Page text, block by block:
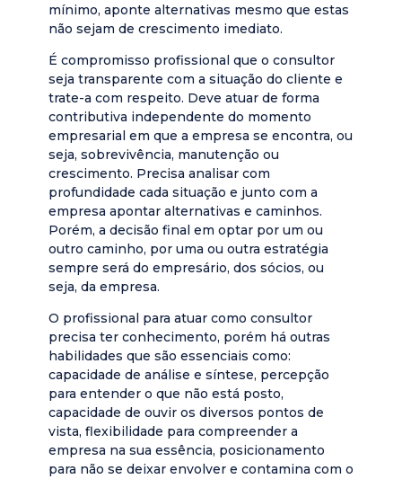
mínimo, aponte alternativas mesmo que estas
não sejam de crescimento imediato.
É compromisso profissional que o consultor
seja transparente com a situação do cliente e
trate-a com respeito. Deve atuar de forma
contributiva independente do momento
empresarial em que a empresa se encontra, ou
seja, sobrevivência, manutenção ou
crescimento. Precisa analisar com
profundidade cada situação e junto com a
empresa apontar alternativas e caminhos.
Porém, a decisão final em optar por um ou
outro caminho, por uma ou outra estratégia
sempre será do empresário, dos sócios, ou
seja, da empresa.
O profissional para atuar como consultor
precisa ter conhecimento, porém há outras
habilidades que são essenciais como:
capacidade de análise e síntese, percepção
para entender o que não está posto,
capacidade de ouvir os diversos pontos de
vista, flexibilidade para compreender a
empresa na sua essência, posicionamento
para não se deixar envolver e contamina com o